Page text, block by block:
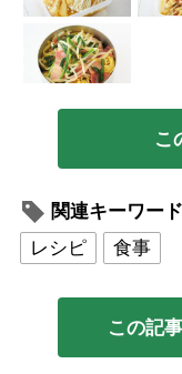
こ
関連キーワード
レシピ
食事
この記